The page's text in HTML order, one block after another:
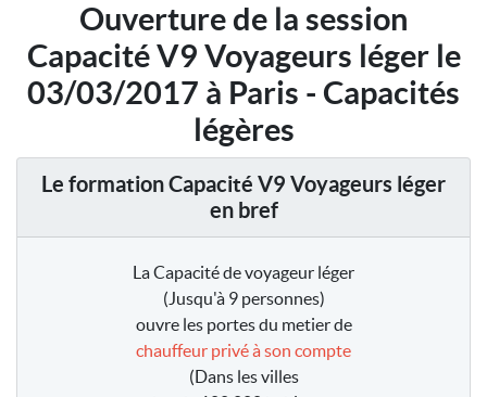
Ouverture de la session
Capacité V9 Voyageurs léger le
03/03/2017 à Paris - Capacités
légères
Le formation Capacité V9 Voyageurs léger
en bref
La Capacité de voyageur léger
(Jusqu'à 9 personnes)
ouvre les portes du metier de
chauffeur privé à son compte
(Dans les villes